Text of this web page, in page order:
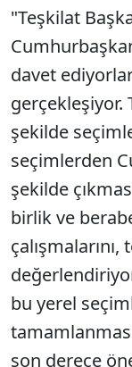
"Teşkilat
davet
gerçekleşiyor.
şekilde
seçimlerden
şekilde
birlik ve
bu yerel
son derece